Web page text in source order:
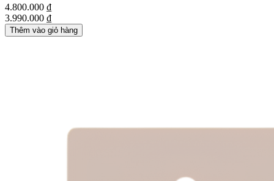
4.800.000 ₫
3.990.000 ₫
Thêm vào giỏ hàng